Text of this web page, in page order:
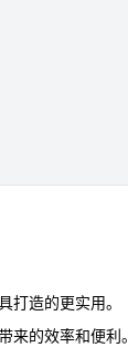
打造的更实用。
来的效率和便利。